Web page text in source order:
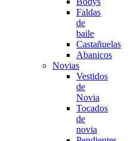
Faldas
de
baile
Castañuelas
Abanicos
Novias
Vestidos
de
Novia
Tocados
de
novia